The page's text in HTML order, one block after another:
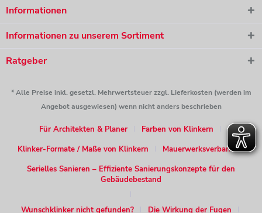
Informationen
Informationen zu unserem Sortiment
Ratgeber
* Alle Preise inkl. gesetzl. Mehrwertsteuer zzgl. Lieferkosten (werden im
Angebot ausgewiesen) wenn nicht anders beschrieben
Für Architekten & Planer
Farben von Klinkern
Klinker-Formate / Maße von Klinkern
Mauerwerksverband
Serielles Sanieren – Effiziente Sanierungskonzepte für den
Gebäudebestand
Wunschklinker nicht gefunden? Die Wirkung der Fugen